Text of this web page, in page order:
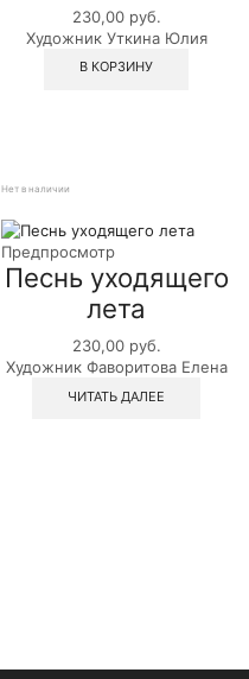
230,00 руб.
Художник Уткина Юлия
В КОРЗИНУ
Нет в наличии
Предпросмотр
Песнь уходящего
лета
230,00 руб.
Художник Фаворитова Елена
ЧИТАТЬ ДАЛЕЕ